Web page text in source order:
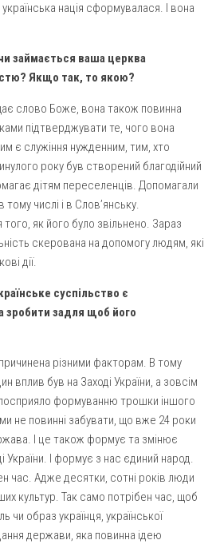
нація сформувалася. І вона
займається ваша церква
Якщо так, то якою?
слово Боже, вона також повинна
підтверджувати те, чого вона
є служіння нужденним, тим, хто
року був створений благодійний
дітям переселенців. Допомагали
числі і в Слов’янську.
того, як його було звільнено. Зараз
скерована на допомогу людям, які
дії.
суспільство є
задля щоб його
різними факторам. В тому
вплив був на Заході України, а зовсім
посприяло формуванню трошки іншого
не повинні забувати, що вже 24 роки
І це також формує та змінює
України. І формує з нас єдиний народ.
час. Адже десятки, сотні років люди
культур. Так само потрібен час, щоб
чи образ українця, української
держави, яка повинна ідею